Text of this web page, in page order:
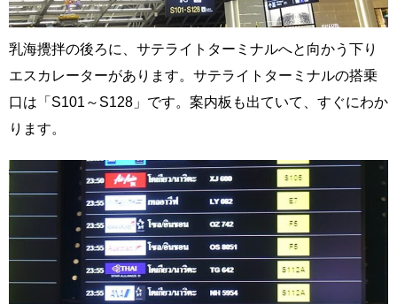
乳海攪拌の後ろに、サテライトターミナルへと向かう下り
エスカレーターがあります。サテライトターミナルの搭乗
口は「S101～S128」です。案内板も出ていて、すぐにわか
ります。